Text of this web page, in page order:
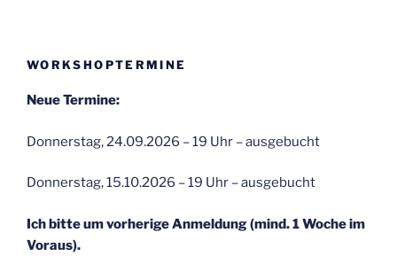
WORKSHOPTERMINE
Neue Termine:
Donnerstag, 24.09.2026 – 19 Uhr – ausgebucht
Donnerstag, 15.10.2026 – 19 Uhr – ausgebucht
Ich bitte um vorherige Anmeldung (mind. 1 Woche im
Voraus).